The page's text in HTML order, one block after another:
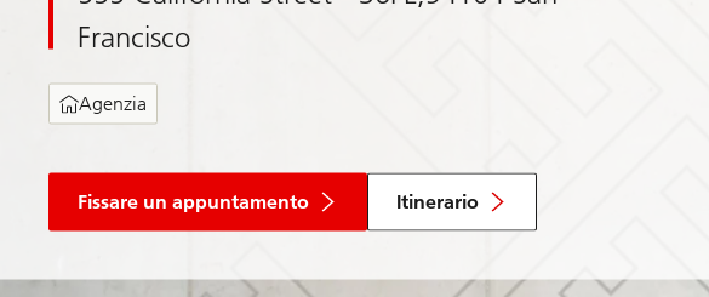
Francisco
Agenzia
Fissare un appuntamento Itinerario